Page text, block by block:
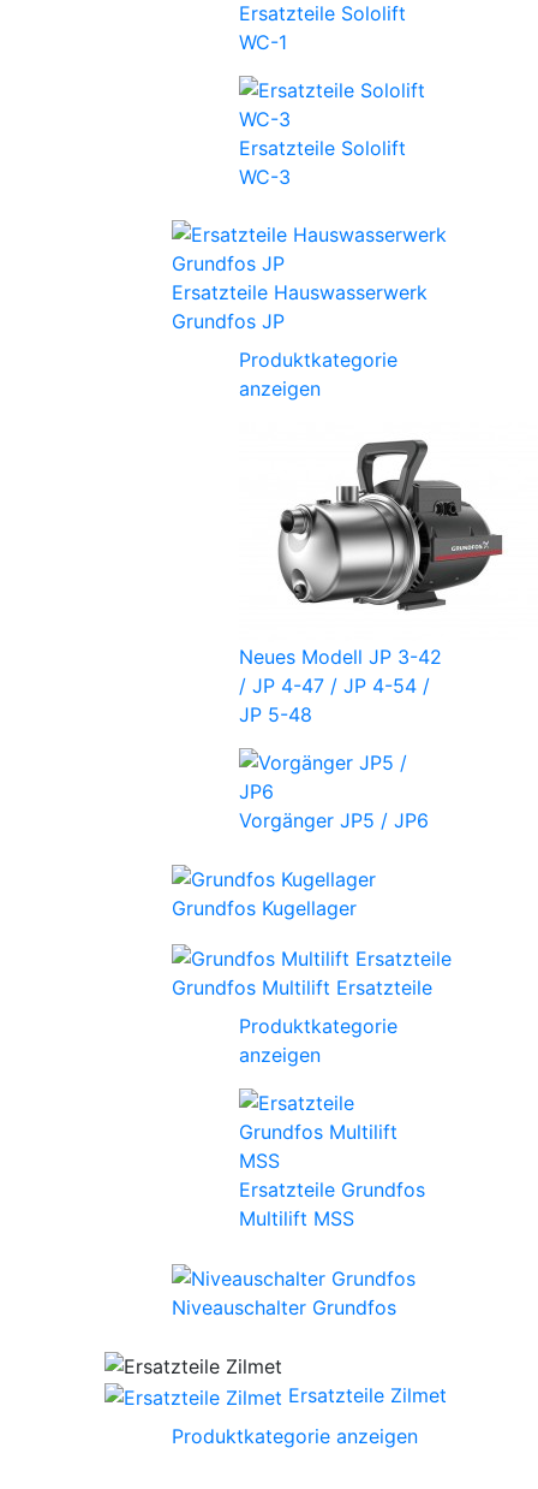
Ersatzteile Sololift
WC-1
Ersatzteile Sololift
WC-3
Ersatzteile Hauswasserwerk
Grundfos JP
Produktkategorie
anzeigen
Neues Modell JP 3-42
/ JP 4-47 / JP 4-54 /
JP 5-48
Vorgänger JP5 / JP6
Grundfos Kugellager
Grundfos Multilift Ersatzteile
Produktkategorie
anzeigen
Ersatzteile Grundfos
Multilift MSS
Niveauschalter Grundfos
Ersatzteile Zilmet
Produktkategorie anzeigen